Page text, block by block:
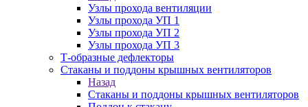
Узлы прохода вентиляции
Узлы прохода УП 1
Узлы прохода УП 2
Узлы прохода УП 3
Т-образные дефлекторы
Стаканы и поддоны крышных вентиляторов
Назад
Стаканы и поддоны крышных вентиляторов